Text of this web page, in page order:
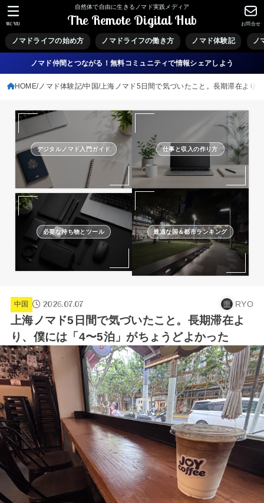
自然体で自由に生きるノマド実践メディア
The Remote Digital Hub
ノマドライフの始め方 ノマドライフの働き方 ノマド体験記 ノ
お問合せ
MENU
ノマド仲間とつながる！無料コミュニティで情報シェアしよう
HOME ノマド体験記 中国 上海ノマド5日間で気づいたこと。長期滞在より
デジタルノマド入門ガイド 仕事と収入の作り方
必要な持ち物とツール 最適な国＆都市ランキング
中国 2026.07.07 RYO
上海ノマド5日間で気づいたこと。長期滞在よ
り、僕には「4〜5泊」がちょうどよかった